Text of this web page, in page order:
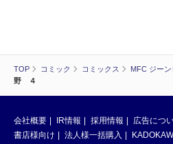
TOP コミック コミックス MFC ジー
野 ４
会社概要 IR情報 採用情報 広告につ
書店様向け
法人様一括購入